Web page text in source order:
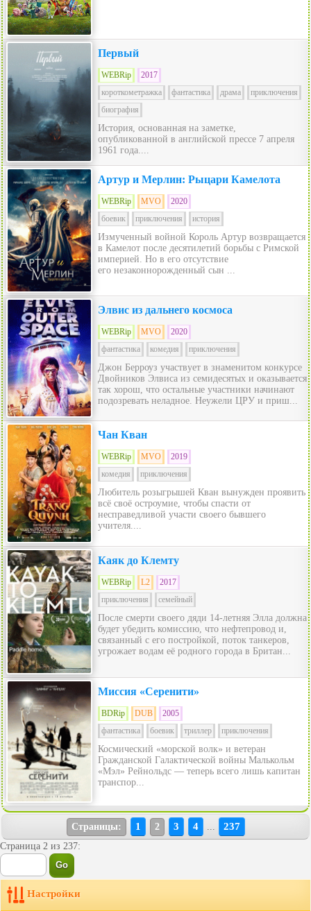
Первый
WEBRip
2017
короткометражка
фантастика драма
приключения
биография
История, основанная на заметке,
опубликованной в английской прессе 7 апреля
1961 года....
Артур и Мерлин: Рыцари Камелота
WEBRip MVO
2020
боевик
приключения история
Измученный войной Король Артур возвращается
в Камелот после десятилетий борьбы с Римской
империей. Но в его отсутствие
его незаконнорожденный сын ...
Элвис из дальнего космоса
WEBRip MVO
2020
фантастика
комедия приключения
Джон Берроуз участвует в знаменитом конкурсе
Двойников Элвиса из семидесятых и оказывается
так хорош, что остальные участники начинают
подозревать неладное. Неужели ЦРУ и приш...
Чан Кван
WEBRip MVO
2019
комедия
приключения
Любитель розыгрышей Кван вынужден проявить
всё своё остроумие, чтобы спасти от
несправедливой участи своего бывшего
учителя....
Каяк до Клемту
WEBRip L2
2017
приключения
семейный
После смерти своего дяди 14-летняя Элла должна
будет убедить комиссию, что нефтепровод и,
связанный с его постройкой, поток танкеров,
угрожает водам её родного города в Британ...
Миссия «Серенити»
BDRip DUB
2005
фантастика
боевик триллер приключения
Космический «морской волк» и ветеран
Гражданской Галактической войны Малькольм
«Мэл» Рейнольдс — теперь всего лишь капитан
транспор...
Страницы: 1 2 3 4 237
Страница 2 из 237:
Настройки